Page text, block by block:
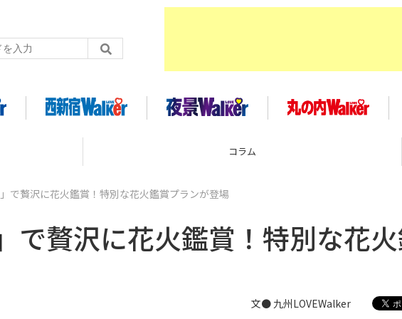
コラム
」で贅沢に花火鑑賞！特別な花火鑑賞プランが登場
で贅沢に花火鑑賞！特別な花
文● 九州LOVEWalker